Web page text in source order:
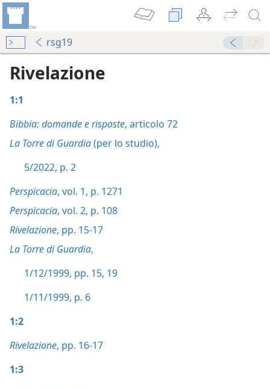
rsg19
Rivelazione
1:1
Bibbia: domande e risposte, articolo 72
La Torre di Guardia(per lo studio),
5/2022, p. 2
Perspicacia, vol. 1, p. 1271
Perspicacia, vol. 2, p. 108
Rivelazione, pp. 15-17
La Torre di Guardia,
1/12/1999, pp. 15, 19
1/11/1999, p. 6
1:2
Rivelazione, pp. 16-17
1:3